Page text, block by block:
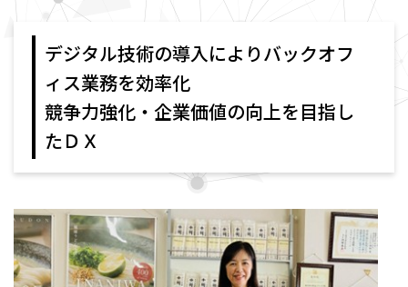
デジタル技術の導入によりバックオフ
ィス業務を効率化
競争力強化・企業価値の向上を目指し
たＤＸ